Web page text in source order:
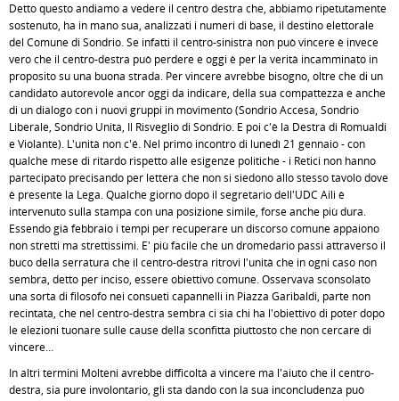
Detto questo andiamo a vedere il centro destra che, abbiamo ripetutamente
sostenuto, ha in mano sua, analizzati i numeri di base, il destino elettorale
del Comune di Sondrio. Se infatti il centro-sinistra non può vincere è invece
vero che il centro-destra può perdere e oggi è per la verità incamminato in
proposito su una buona strada. Per vincere avrebbe bisogno, oltre che di un
candidato autorevole ancor oggi da indicare, della sua compattezza e anche
di un dialogo con i nuovi gruppi in movimento (Sondrio Accesa, Sondrio
Liberale, Sondrio Unita, Il Risveglio di Sondrio. E poi c'è la Destra di Romualdi
e Violante). L'unità non c'é. Nel primo incontro di lunedì 21 gennaio - con
qualche mese di ritardo rispetto alle esigenze politiche - i Retici non hanno
partecipato precisando per lettera che non si siedono allo stesso tavolo dove
è presente la Lega. Qualche giorno dopo il segretario dell'UDC Aili è
intervenuto sulla stampa con una posizione simile, forse anche più dura.
Essendo già febbraio i tempi per recuperare un discorso comune appaiono
non stretti ma strettissimi. E' più facile che un dromedario passi attraverso il
buco della serratura che il centro-destra ritrovi l'unità che in ogni caso non
sembra, detto per inciso, essere obiettivo comune. Osservava sconsolato
una sorta di filosofo nei consueti capannelli in Piazza Garibaldi, parte non
recintata, che nel centro-destra sembra ci sia chi ha l'obiettivo di poter dopo
le elezioni tuonare sulle cause della sconfitta piuttosto che non cercare di
vincere…
In altri termini Molteni avrebbe difficoltà a vincere ma l'aiuto che il centro-
destra, sia pure involontario, gli sta dando con la sua inconcludenza può